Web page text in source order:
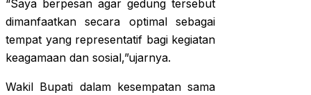
“Saya berpesan agar gedung tersebut
dimanfaatkan secara optimal sebagai
tempat yang representatif bagi kegiatan
keagamaan dan sosial,”ujarnya.
Wakil Bupati dalam kesempatan sama